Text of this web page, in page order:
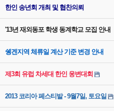
한인 송년회 개최 및 협찬의뢰
'13년 재외동포 학생 동계학교 모집 안내
쉥겐지역 체류일 계산 기준 변경 안내
제3회 유럽 차세대 한인 웅변대회
2013 코리아 페스티발 - 9월7일, 토요일